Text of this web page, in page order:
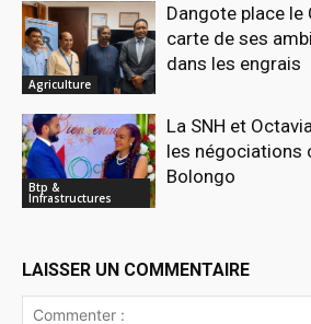
Agriculture
Dangote place le
carte de ses
dans les engrais
Btp &
Infrastructures
La SNH et
les négociations
Bolongo
LAISSER UN COMMENTAIRE